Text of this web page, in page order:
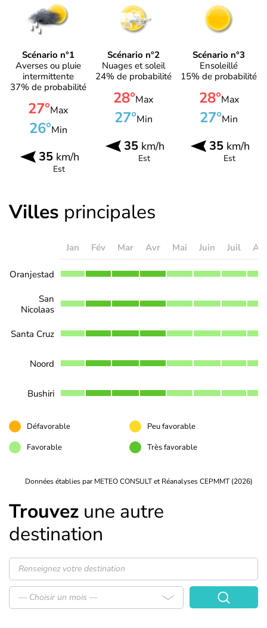
Scénario n°1
Averses ou pluie
intermittente
37% de probabilité
27°Max
26°Min
35km/h
Est
Scénario n°2
Nuages et soleil
24% de probabilité
28°Max
27°Min
35km/h
Est
Scénario n°3
Ensoleillé
15% de probabilité
28°Max
27°Min
35 km/h
Est
Villes principales
Jan Fév Mar Avr Mai Juin Juil
Oranjestad
San
Nicolaas
Santa Cruz
Noord
Bushiri
Défavorable
Peu favorable
Favorable
Très favorable
Données établies par METEO CONSULT et Réanalyses CEPMMT (2026)
Trouvez une autre
destination
— Choisir un mois —